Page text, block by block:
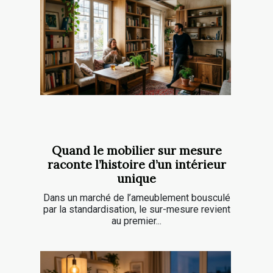
Quand le mobilier sur mesure
raconte l’histoire d’un intérieur
unique
Dans un marché de l’ameublement bousculé
par la standardisation, le sur-mesure revient
au premier...